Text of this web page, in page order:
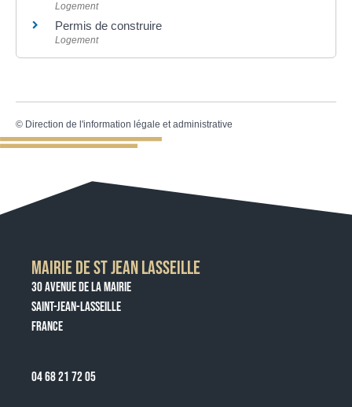
Logement
Permis de construire
Logement
© Direction de l'information légale et administrative
MAIRIE DE ST JEAN LASSEILLE
30 AVENUE DE LA MAIRIE
SAINT-JEAN-LASSEILLE
FRANCE
04 68 21 72 05